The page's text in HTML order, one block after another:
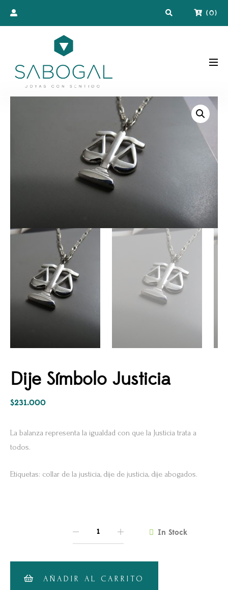
(0)
Dije Símbolo Justicia
$231.000
La balanza representa la igualdad con que la Justicia trata a
todos.
Etiquetas: collar de la justicia, dije de justicia, dije abogados.
In Stock
AÑADIR AL CARRITO